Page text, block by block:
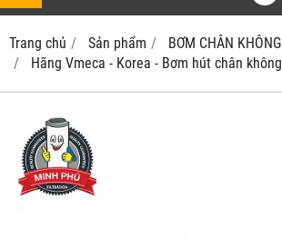
Trang chủ Sản phẩm
BƠM CHÂN KHÔNG
Hãng Vmeca - Korea - Bơm hút chân không